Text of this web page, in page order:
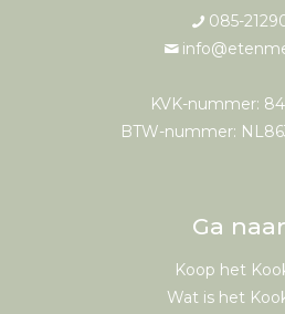
085-
KVK-nummer:
BTW-nummer:
Ga
Koop het
Wat is het